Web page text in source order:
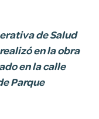
de Salud
en la obra
en la calle
Parque